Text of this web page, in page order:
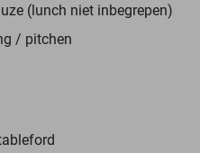
(lunch niet inbegrepen)
/ pitchen